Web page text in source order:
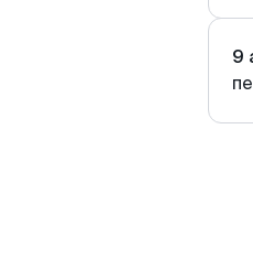
9